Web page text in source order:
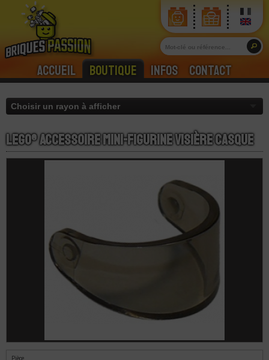
Accueil Boutique Infos Contact
LEGO® Accessoire Mini-Figurine Visière Casque
Pièce